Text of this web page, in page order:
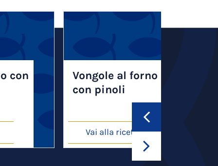
con
Vongole al forno
con pinoli
Vai alla ricetta